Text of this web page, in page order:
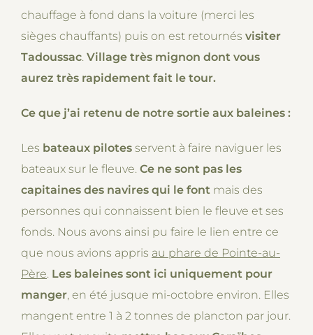
chauffage à fond dans la voiture (merci les
sièges chauffants) puis on est retournés visiter
Tadoussac. Village très mignon dont vous
aurez très rapidement fait le tour.
Ce que j’ai retenu de notre sortie aux baleines :
Les bateaux pilotes servent à faire naviguer les
bateaux sur le fleuve. Ce ne sont pas les
capitaines des navires qui le font mais des
personnes qui connaissent bien le fleuve et ses
fonds. Nous avons ainsi pu faire le lien entre ce
que nous avions appris au phare de Pointe-au-
Père. Les baleines sont ici uniquement pour
manger, en été jusque mi-octobre environ. Elles
mangent entre 1 à 2 tonnes de plancton par jour.